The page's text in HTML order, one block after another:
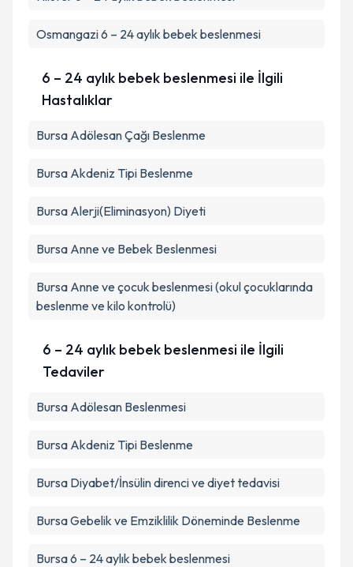
Osmangazi6 – 24 aylık bebek beslenmesi
6 – 24 aylık bebek beslenmesi ile İlgili
Hastalıklar
Bursa Adölesan Çağı Beslenme
Bursa Akdeniz Tipi Beslenme
Bursa Alerji(Eliminasyon) Diyeti
Bursa Anne ve Bebek Beslenmesi
Bursa Anne ve çocuk beslenmesi (okul çocuklarında
beslenme ve kilo kontrolü)
6 – 24 aylık bebek beslenmesi ile İlgili
Tedaviler
Bursa Adölesan Beslenmesi
Bursa Akdeniz Tipi Beslenme
Bursa Diyabet/İnsülin direnci ve diyet tedavisi
Bursa Gebelik ve Emziklilik Döneminde Beslenme
Bursa 6 – 24 aylık bebek beslenmesi